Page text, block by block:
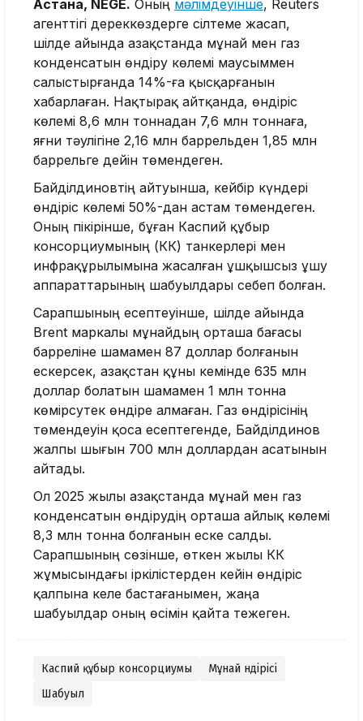
Астана, NEGE. Оның мәлімдеуінше, Reuters
агенттігі дереккөздерге сілтеме жасап,
шілде айында Қазақстанда мұнай мен газ
конденсатын өндіру көлемі маусыммен
салыстырғанда 14%-ға қысқарғанын
хабарлаған. Нақтырақ айтқанда, өндіріс
көлемі 8,6 млн тоннадан 7,6 млн тоннаға,
яғни тәулігіне 2,16 млн баррельден 1,85 млн
баррельге дейін төмендеген.
Байділдиновтің айтуынша, кейбір күндері
өндіріс көлемі 50%-дан астам төмендеген.
Оның пікірінше, бұған Каспий құбыр
консорциумының (КҚК) танкерлері мен
инфрақұрылымына жасалған ұшқышсыз ұшу
аппараттарының шабуылдары себеп болған.
Сарапшының есептеуінше, шілде айында
Brent маркалы мұнайдың орташа бағасы
барреліне шамамен 87 доллар болғанын
ескерсек, Қазақстан құны кемінде 635 млн
доллар болатын шамамен 1 млн тонна
көмірсутек өндіре алмаған. Газ өндірісінің
төмендеуін қоса есептегенде, Байділдинов
жалпы шығын 700 млн доллардан асатынын
айтады.
Ол 2025 жылы Қазақстанда мұнай мен газ
конденсатын өндірудің орташа айлық көлемі
8,3 млн тонна болғанын еске салды.
Сарапшының сөзінше, өткен жылы КҚК
жұмысындағы іркілістерден кейін өндіріс
қалпына келе бастағанымен, жаңа
шабуылдар оның өсімін қайта тежеген.
Каспий құбыр консорциумы
Мұнай өндірісі
Шабуыл